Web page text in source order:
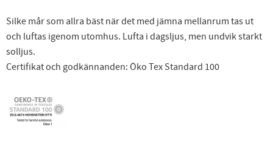
Silke mår som allra bäst när det med jämna mellanrum tas ut
och luftas igenom utomhus. Lufta i dagsljus, men undvik starkt
solljus.
Certifikat och godkännanden: Öko Tex Standard 100